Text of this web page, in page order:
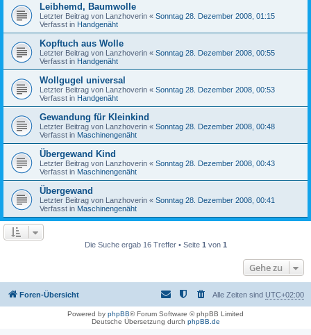
Leibhemd, Baumwolle
Letzter Beitrag von Lanzhoverin « Sonntag 28. Dezember 2008, 01:15
Verfasst in Handgenäht
Kopftuch aus Wolle
Letzter Beitrag von Lanzhoverin « Sonntag 28. Dezember 2008, 00:55
Verfasst in Handgenäht
Wollgugel universal
Letzter Beitrag von Lanzhoverin « Sonntag 28. Dezember 2008, 00:53
Verfasst in Handgenäht
Gewandung für Kleinkind
Letzter Beitrag von Lanzhoverin « Sonntag 28. Dezember 2008, 00:48
Verfasst in Maschinengenäht
Übergewand Kind
Letzter Beitrag von Lanzhoverin « Sonntag 28. Dezember 2008, 00:43
Verfasst in Maschinengenäht
Übergewand
Letzter Beitrag von Lanzhoverin « Sonntag 28. Dezember 2008, 00:41
Verfasst in Maschinengenäht
Die Suche ergab 16 Treffer • Seite 1 von 1
Gehe zu
Foren-Übersicht Alle Zeiten sind UTC+02:00
Powered by phpBB® Forum Software © phpBB Limited
Deutsche Übersetzung durch phpBB.de